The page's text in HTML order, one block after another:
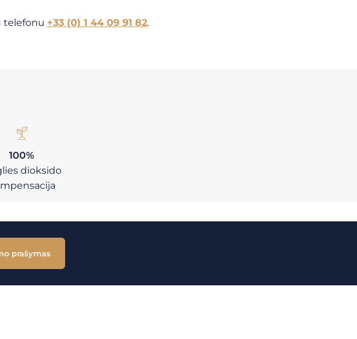
telefonu +33 (0) 1 44 09 91 82.
100%
dioksido
prašymas